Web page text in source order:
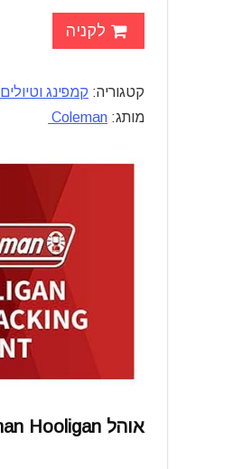
לקניה
קטגוריה: קמפינג וטיולים
מותג: Coleman
אוהל Coleman Hooligan ל 4 אנשים, תיאור מלא